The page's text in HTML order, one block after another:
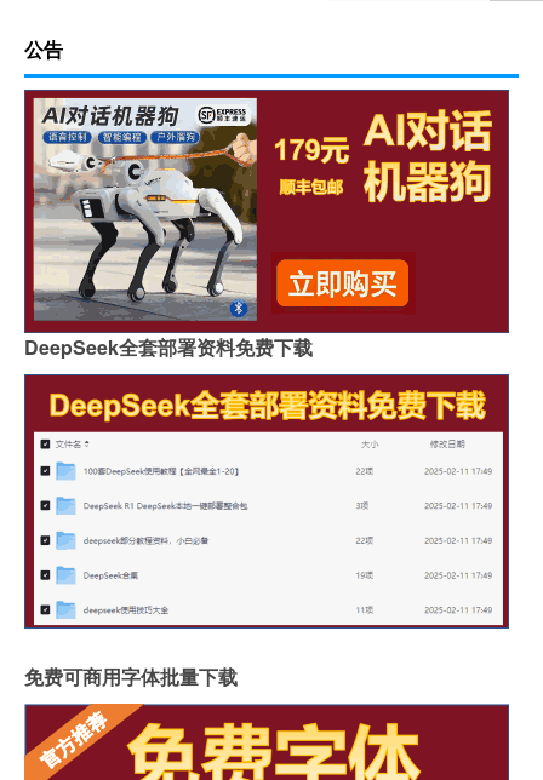
公告
DeepSeek全套部署资料免费下载
免费可商用字体批量下载